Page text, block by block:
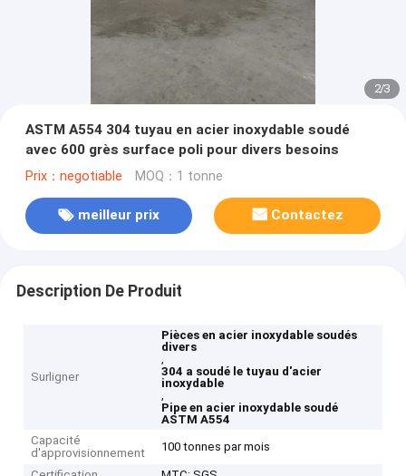
2/3
ASTM A554 304 tuyau en acier inoxydable soudé
avec 600 grès surface poli pour divers besoins
Prix：negotiable MOQ：1 tonne
meilleur prix Contactez
Description De Produit
Surligner
Pièces en acier inoxydable soudés
divers
,
304 a soudé le tuyau d'acier
inoxydable
,
Pipe en acier inoxydable soudé
ASTM A554
Capacité
d'approvisionnement
100 tonnes par mois